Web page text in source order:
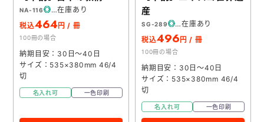
NA-116
在庫あり
税込464 円 / 冊
100冊の場合
納期目安：30日～40日
サイズ：535×380mm 46/4
切
名入れ可 一色印刷
産
SG-289
在庫あり
税込496 円 / 冊
100冊の場合
納期目安：30日～40日
サイズ：535×380mm 46/4
切
名入れ可 一色印刷